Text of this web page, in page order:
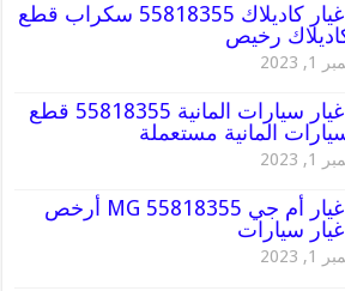
قطع غيار كاديلاك 55818355 سكراب قطع
رخيص
2023
قطع غيار سيارات المانية 55818355 قطع
المانية مستعملة
2023
قطع غيار أم جي MG 55818355 أرخص
سيارات
2023